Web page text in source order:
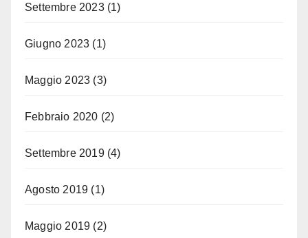
Settembre 2023(1)
Giugno 2023 (1)
Maggio 2023 (3)
Febbraio 2020 (2)
Settembre 2019(4)
Agosto 2019 (1)
Maggio 2019 (2)